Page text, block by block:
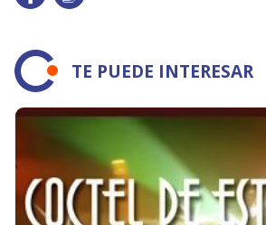
TE PUEDE INTERESAR